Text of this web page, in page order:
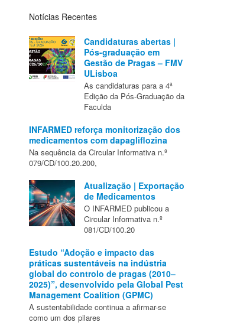
Notícias Recentes
Candidaturas abertas |
Pós-graduação em
Gestão de Pragas – FMV
ULisboa
As candidaturas para a 4ª
Edição da Pós-Graduação da
Faculda
INFARMED reforça monitorização dos
medicamentos com dapagliflozina
Na sequência da Circular Informativa n.º
079/CD/100.20.200,
Atualização | Exportação
de Medicamentos
O INFARMED publicou a
Circular Informativa n.º
081/CD/100.20
Estudo “Adoção e impacto das
práticas sustentáveis na indústria
global do controlo de pragas (2010–
2025)”, desenvolvido pela Global Pest
Management Coalition (GPMC)
A sustentabilidade continua a afirmar-se
como um dos pilares